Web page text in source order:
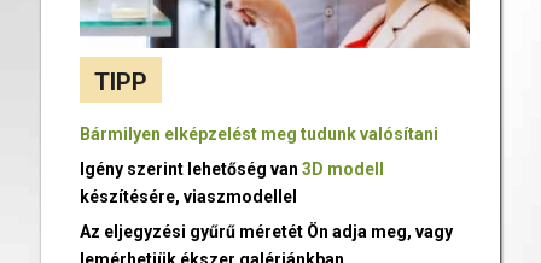
TIPP
Bármilyen elképzelést meg tudunk valósítani
Igény szerint lehetőség van 3D modell
készítésére, viaszmodellel
Az eljegyzési gyűrű méretét Ön adja meg, vagy
lemérhetjük ékszer galériánkban.